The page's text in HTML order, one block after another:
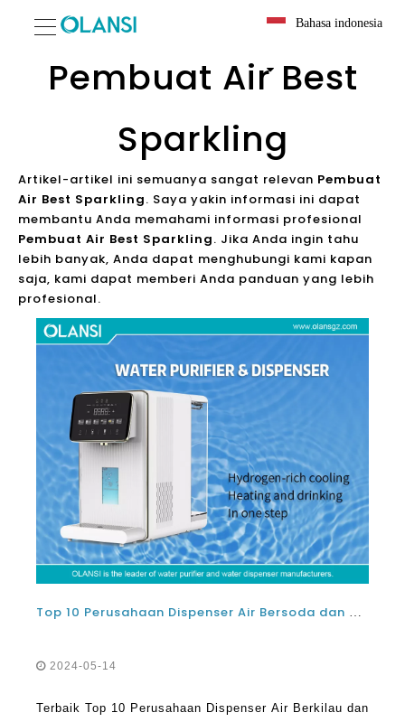
Bahasa indonesia
Pembuat Air Best
Sparkling
Artikel-artikel ini semuanya sangat relevan Pembuat
Air Best Sparkling. Saya yakin informasi ini dapat
membantu Anda memahami informasi profesional
Pembuat Air Best Sparkling. Jika Anda ingin tahu
lebih banyak, Anda dapat menghubungi kami kapan
saja, kami dapat memberi Anda panduan yang lebih
profesional.
Top 10 Perusahaan Dispenser Air Bersoda dan Merek Pembuat Air Bersoda di Amerika Serikat
2024-05-14
Terbaik Top 10 Perusahaan Dispenser Air Berkilau dan